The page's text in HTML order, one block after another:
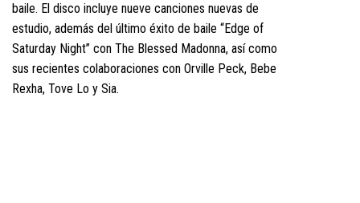
baile. El disco incluye nueve canciones nuevas de
estudio, además del último éxito de baile “Edge of
Saturday Night” con The Blessed Madonna, así como
sus recientes colaboraciones con Orville Peck, Bebe
Rexha, Tove Lo y Sia.